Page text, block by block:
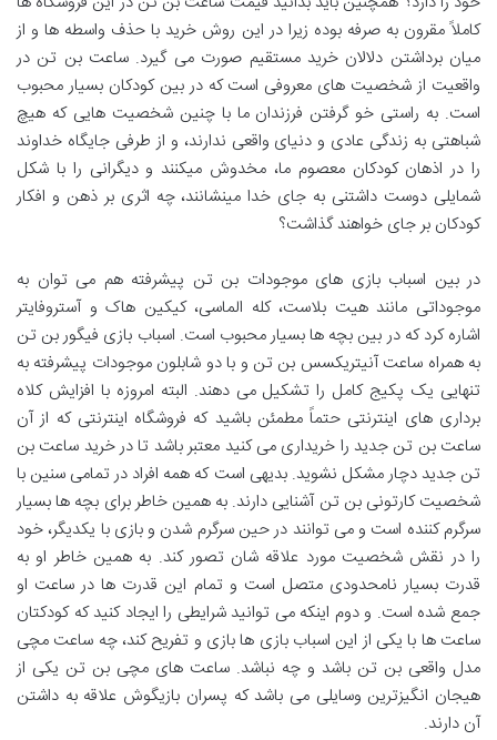
کاملاً مقرون به صرفه بوده زیرا در این روش خرید با حذف واسطه ها و از
میان برداشتن دلالان خرید مستقیم صورت می گیرد. ساعت بن تن در
واقعیت از شخصیت های معروفی است که در بین کودکان بسیار محبوب
است. به راستی خو گرفتن فرزندان ما با چنین شخصیت هایی که هیچ
شباهتی به زندگی عادی و دنیای واقعی ندارند، و از طرفی جایگاه خداوند
را در اذهان کودکان معصوم ما، مخدوش میکنند و دیگرانی را با شکل
شمایلی دوست داشتنی به جای خدا مینشانند، چه اثری بر ذهن و افکار
کودکان بر جای خواهند گذاشت؟
در بین اسباب بازی های موجودات بن تن پیشرفته هم می توان به
موجوداتی مانند هیت بلاست، کله الماسی، کیکین هاک و آستروفایتر
اشاره کرد که در بین بچه ها بسیار محبوب است. اسباب بازی فیگور بن تن
به همراه ساعت آنیتریکسس بن تن و با دو شابلون موجودات پیشرفته به
تنهایی یک پکیج کامل را تشکیل می دهند. البته امروزه با افزایش کلاه
برداری های اینترنتی حتماً مطمئن باشید که فروشگاه اینترنتی که از آن
ساعت بن تن جدید را خریداری می کنید معتبر باشد تا در خرید ساعت بن
تن جدید دچار مشکل نشوید. بدیهی است که همه افراد در تمامی سنین با
شخصیت کارتونی بن تن آشنایی دارند. به همین خاطر برای بچه ها بسیار
سرگرم کننده است و می توانند در حین سرگرم شدن و بازی با یکدیگر، خود
را در نقش شخصیت مورد علاقه شان تصور کند. به همین خاطر او به
قدرت بسیار نامحدودی متصل است و تمام این قدرت ها در ساعت او
جمع شده است. و دوم اینکه می توانید شرایطی را ایجاد کنید که کودکتان
ساعت ها با یکی از این اسباب بازی ها بازی و تفریح کند، چه ساعت مچی
مدل واقعی بن تن باشد و چه نباشد. ساعت های مچی بن تن یکی از
هیجان انگیزترین وسایلی می باشد که پسران بازیگوش علاقه به داشتن
آن دارند.